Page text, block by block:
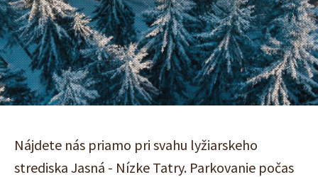
Nájdete nás priamo pri svahu lyžiarskeho
strediska Jasná - Nízke Tatry. Parkovanie počas